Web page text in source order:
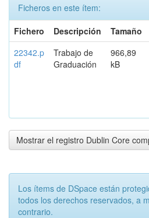
Ficheros en este ítem:
Fichero
Descripción Tamaño
22342.p
df
Trabajo de
Graduación
966,89
kB
Mostrar el registro Dublin Core
Los ítems de DSpace están
todos los derechos reservados, a
contrario.